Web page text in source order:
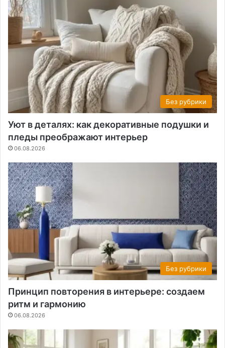
Без рубрики
Уют в деталях: как декоративные подушки и
пледы преображают интерьер
06.08.2026
Без рубрики
Принцип повторения в интерьере: создаем
ритм и гармонию
06.08.2026